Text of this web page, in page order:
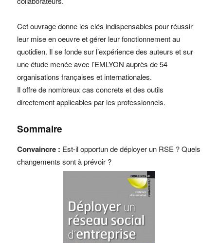
Cet ouvrage donne les clés indispensables pour réussir
leur mise en oeuvre et gérer leur fonctionnement au
quotidien. Il se fonde sur l’expérience des auteurs et sur
une étude menée avec l’EMLYON auprès de 54
organisations françaises et internationales.
Il offre de nombreux cas concrets et des outils
directement applicables par les professionnels.
Sommaire
Convaincre : Est-il opportun de déployer un RSE ? Quels
changements sont à prévoir ?